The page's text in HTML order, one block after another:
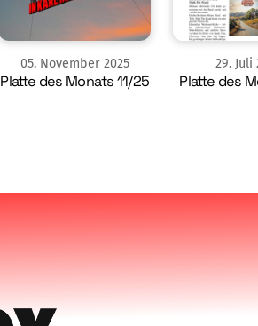
05. November 2025
Platte des Monats 11/25
29. Juli
Platte des